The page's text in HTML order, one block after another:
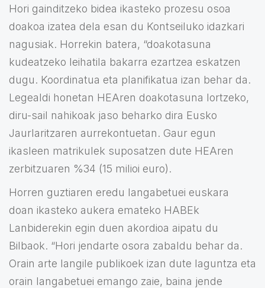
Hori gainditzeko bidea ikasteko prozesu osoa
doakoa izatea dela esan du Kontseiluko idazkari
nagusiak. Horrekin batera, “doakotasuna
kudeatzeko leihatila bakarra ezartzea eskatzen
dugu. Koordinatua eta planifikatua izan behar da.
Legealdi honetan HEAren doakotasuna lortzeko,
diru-sail nahikoak jaso beharko dira Eusko
Jaurlaritzaren aurrekontuetan. Gaur egun
ikasleen matrikulek suposatzen dute HEAren
zerbitzuaren %34 (15 milioi euro).
Horren guztiaren eredu langabetuei euskara
doan ikasteko aukera emateko HABEk
Lanbiderekin egin duen akordioa aipatu du
Bilbaok. “Hori jendarte osora zabaldu behar da.
Orain arte langile publikoek izan dute laguntza eta
orain langabetuei emango zaie, baina jende